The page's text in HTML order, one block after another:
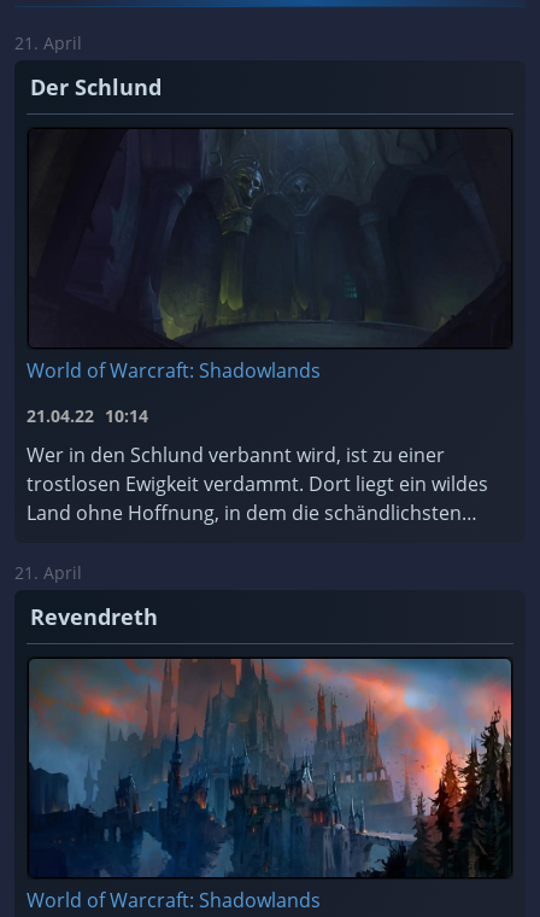
21. April
Der Schlund
World of Warcraft: Shadowlands
21.04.22 10:14
Wer in den Schlund verbannt wird, ist zu einer
trostlosen Ewigkeit verdammt. Dort liegt ein wildes
Land ohne Hoffnung, in dem die schändlichsten
Soll ...
21. April
Revendreth
World of Warcraft: Shadowlands